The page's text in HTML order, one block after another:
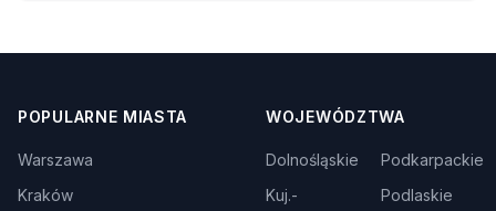
POPULARNE MIASTA
Warszawa
Kraków
WOJEWÓDZTWA
Dolnośląskie
Kuj.-
Podkarpackie
Podlaskie